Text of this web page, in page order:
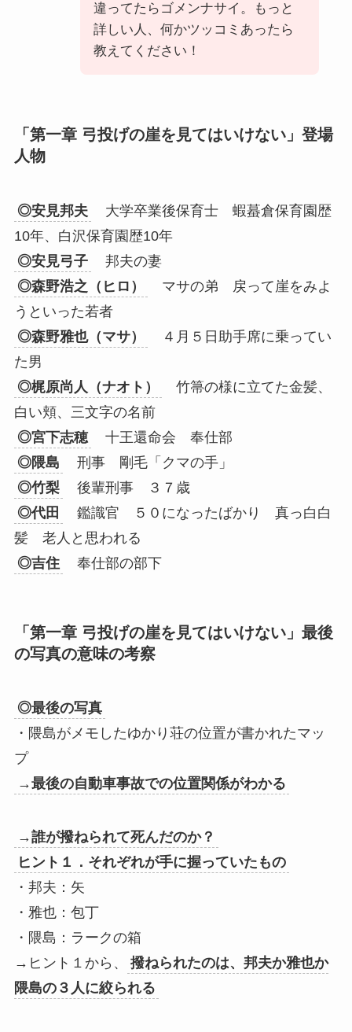
違ってたらゴメンナサイ。もっと
詳しい人、何かツッコミあったら
教えてください！
「第一章 弓投げの崖を見てはいけない」登場
人物
◎安見邦夫
大学卒業後保育士 蝦蟇倉保育園歴
10年、白沢保育園歴10年
◎安見弓子
邦夫の妻
◎森野浩之（ヒロ）
マサの弟 戻って崖をみよ
うといった若者
◎森野雅也（マサ）
４月５日助手席に乗ってい
た男
◎梶原尚人（ナオト）
竹箒の様に立てた金髪、
白い頬、三文字の名前
◎宮下志穂
十王還命会 奉仕部
◎隈島
刑事 剛毛「クマの手」
◎竹梨
後輩刑事 ３７歳
◎代田
鑑識官 ５０になったばかり 真っ白白
髪 老人と思われる
◎吉住
奉仕部の部下
「第一章 弓投げの崖を見てはいけない」最後
の写真の意味の考察
◎最後の写真
・隈島がメモしたゆかり荘の位置が書かれたマッ
プ
→最後の自動車事故での位置関係がわかる
→誰が撥ねられて死んだのか？
ヒント１．それぞれが手に握っていたもの
・邦夫：矢
・雅也：包丁
・隈島：ラークの箱
→ヒント１から、
撥ねられたのは、邦夫か雅也か
隈島の３人に絞られる